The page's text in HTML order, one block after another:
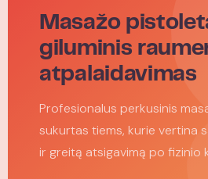
Masažo
giluminis
atpalaidavimas
Profesionalus perkusinis
sukurtas tiems, kurie vertina
ir greitą atsigavimą po fizinio